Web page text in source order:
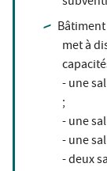
met à
- une
;
- une
- une
- deux